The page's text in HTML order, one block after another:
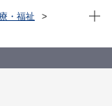
・福祉
障害 その他
現在